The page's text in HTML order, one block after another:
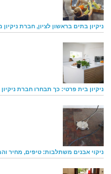
ניקיון בתים בראשון לציון, חברת
ניקיון בית פרטי: כך תבחרו חברת
ניקוי אבנים משתלבות: טיפים, מחיר